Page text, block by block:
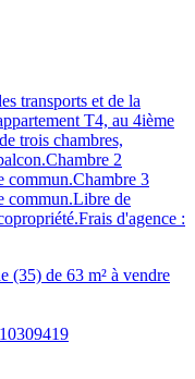
transports et de la
T4, au 4ième
trois chambres,
2
commun.Chambre 3
commun.Libre de
d'agence :